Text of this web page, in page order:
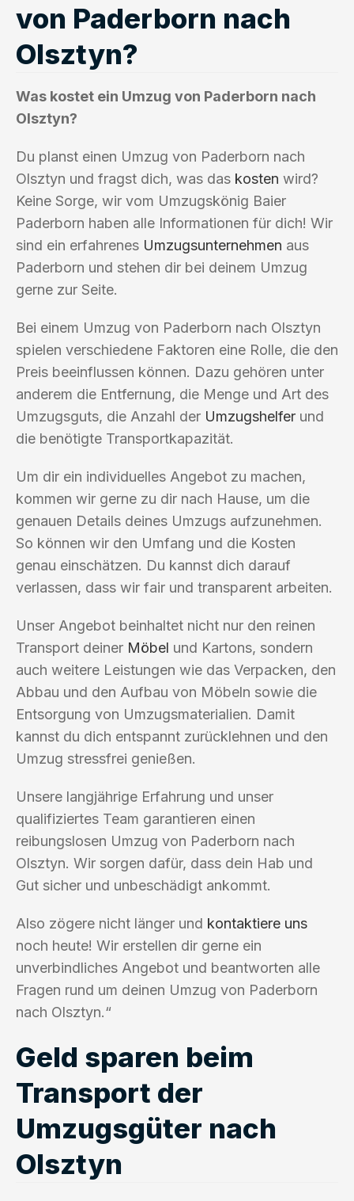
von Paderborn nach
Olsztyn?
Was kostet ein Umzug von Paderborn nach
Olsztyn?
Du planst einen Umzug von Paderborn nach
Olsztyn und fragst dich, was das kosten wird?
Keine Sorge, wir vom Umzugskönig Baier
Paderborn haben alle Informationen für dich! Wir
sind ein erfahrenes Umzugsunternehmen aus
Paderborn und stehen dir bei deinem Umzug
gerne zur Seite.
Bei einem Umzug von Paderborn nach Olsztyn
spielen verschiedene Faktoren eine Rolle, die den
Preis beeinflussen können. Dazu gehören unter
anderem die Entfernung, die Menge und Art des
Umzugsguts, die Anzahl der Umzugshelfer und
die benötigte Transportkapazität.
Um dir ein individuelles Angebot zu machen,
kommen wir gerne zu dir nach Hause, um die
genauen Details deines Umzugs aufzunehmen.
So können wir den Umfang und die Kosten
genau einschätzen. Du kannst dich darauf
verlassen, dass wir fair und transparent arbeiten.
Unser Angebot beinhaltet nicht nur den reinen
Transport deiner Möbel und Kartons, sondern
auch weitere Leistungen wie das Verpacken, den
Abbau und den Aufbau von Möbeln sowie die
Entsorgung von Umzugsmaterialien. Damit
kannst du dich entspannt zurücklehnen und den
Umzug stressfrei genießen.
Unsere langjährige Erfahrung und unser
qualifiziertes Team garantieren einen
reibungslosen Umzug von Paderborn nach
Olsztyn. Wir sorgen dafür, dass dein Hab und
Gut sicher und unbeschädigt ankommt.
Also zögere nicht länger und kontaktiere uns
noch heute! Wir erstellen dir gerne ein
unverbindliches Angebot und beantworten alle
Fragen rund um deinen Umzug von Paderborn
nach Olsztyn.“
Geld sparen beim
Transport der
Umzugsgüter nach
Olsztyn